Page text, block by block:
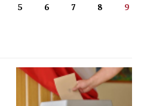
5 6 7 8 9